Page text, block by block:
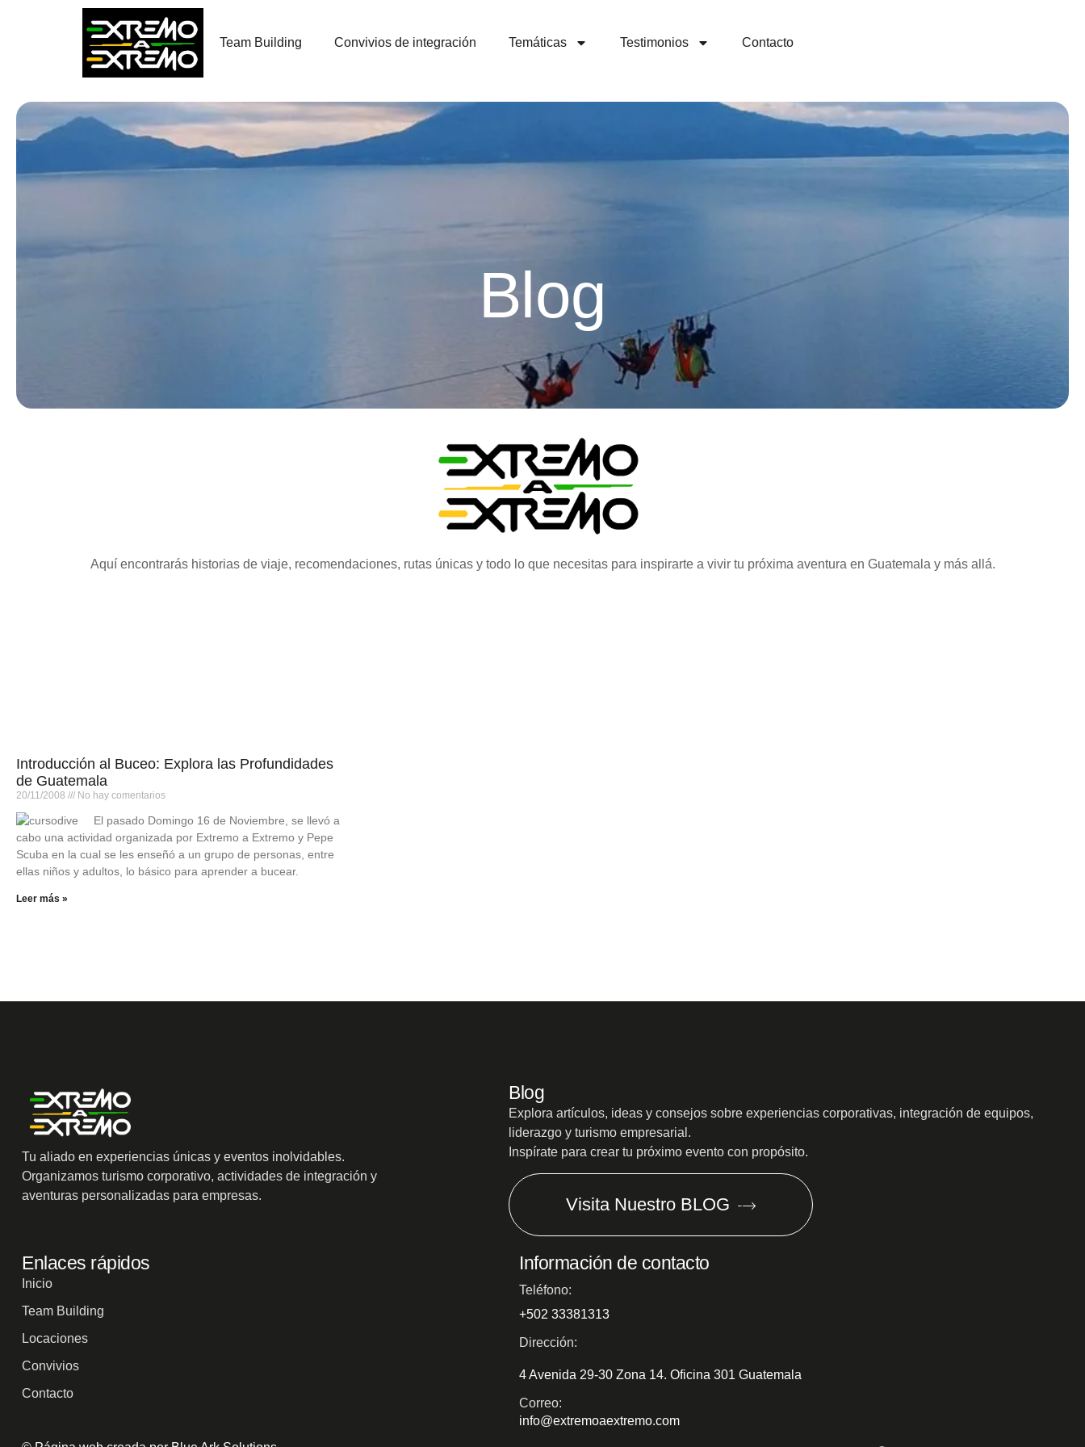
Team Building Convivios de integración Temáticas Testimonios Contacto
Blog
Aquí encontrarás historias de viaje, recomendaciones, rutas únicas y todo lo que necesitas para inspirarte a vivir tu próxima aventura en Guatemala y más allá.
Introducción al Buceo: Explora las Profundidades
de Guatemala
20/11/2008 No hay comentarios
El pasado Domingo 16 de Noviembre, se llevó a
cabo una actividad organizada por Extremo a Extremo y Pepe
Scuba en la cual se les enseñó a un grupo de personas, entre
ellas niños y adultos, lo básico para aprender a bucear.
Leer más »
Tu aliado en experiencias únicas y eventos inolvidables.
Organizamos turismo corporativo, actividades de integración y
aventuras personalizadas para empresas.
Blog
Explora artículos, ideas y consejos sobre experiencias corporativas, integración de equipos,
liderazgo y turismo empresarial.
Inspírate para crear tu próximo evento con propósito.
Visita Nuestro BLOG
Enlaces rápidos
Inicio
Team Building
Locaciones
Convivios
Contacto
Información de contacto
Teléfono:
+502 33381313
Dirección:
4 Avenida 29-30 Zona 14. Oficina 301 Guatemala
Correo:
info@extremoaextremo.com